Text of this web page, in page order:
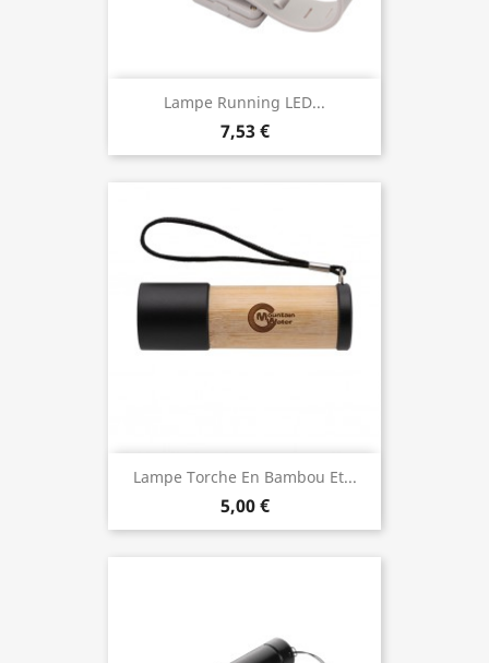
Lampe Running LED...
7,53 €
Lampe Torche En Bambou Et...
5,00 €